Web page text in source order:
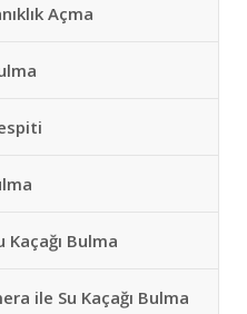
Açma
Kaçağı Bulma
ile Su Kaçağı Bulma